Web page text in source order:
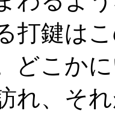
打鍵は
どこか
れ、そ